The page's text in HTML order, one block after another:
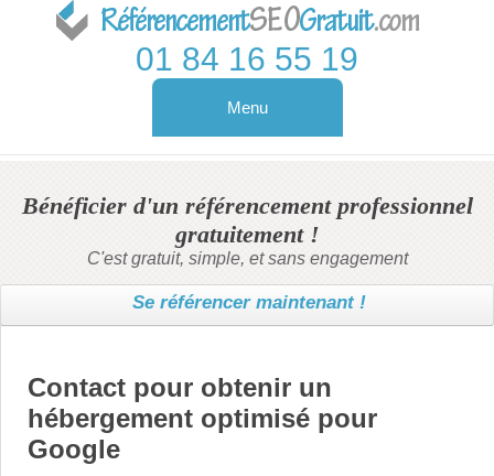
01 84 16 55 19
Menu
Contact
Référencement
Référencement Naturel
Référencement Google
Bénéficier d'un référencement professionnel
gratuitement !
C'est gratuit, simple, et sans engagement
Se référencer maintenant !
Contact pour obtenir un
hébergement optimisé pour
Google